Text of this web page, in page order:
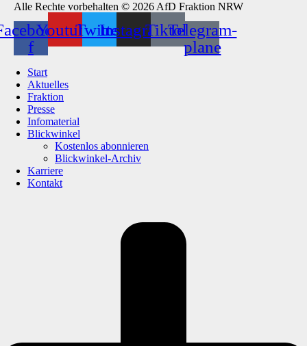
Alle Rechte vorbehalten © 2026 AfD Fraktion NRW
f
YoutubeTwitterInstagramTiktokTelegram-
plane
Start
Aktuelles
Fraktion
Presse
Infomaterial
Blickwinkel
Kostenlos abonnieren
Blickwinkel-Archiv
Karriere
Kontakt